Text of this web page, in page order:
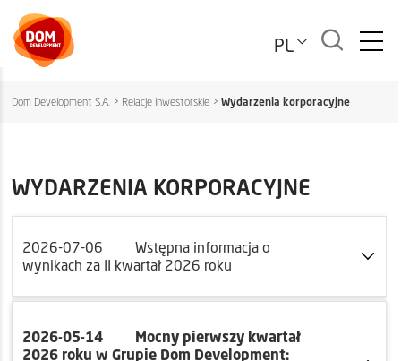
Dom Development S.A. > Relacje inwestorskie >Wydarzenia korporacyjne
WYDARZENIA KORPORACYJNE
2026-07-06
Wstępna informacja o
wynikach za II kwartał 2026 roku
2026-05-14
Mocny pierwszy kwartał
2026 roku w Grupie Dom Development:
PL